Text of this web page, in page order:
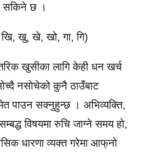
सकिने छ ।
खु, खे, खो, गा, गि)
खुसीका लागि केही धन खर्च
नसोचेको कुनै ठाउँबाट
पाउन सक्नुहुन्छ । अभिव्यक्ति,
विषयमा रुचि जाग्ने समय हो,
धारणा व्यक्त गरेमा आफ्‌नो